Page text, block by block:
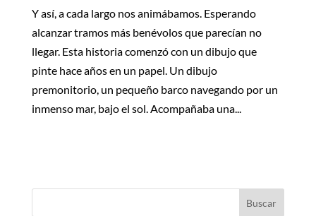
Y así, a cada largo nos animábamos. Esperando
alcanzar tramos más benévolos que parecían no
llegar. Esta historia comenzó con un dibujo que
pinte hace años en un papel. Un dibujo
premonitorio, un pequeño barco navegando por un
inmenso mar, bajo el sol. Acompañaba una...